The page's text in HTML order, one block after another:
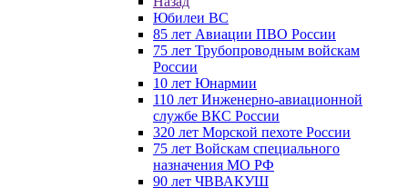
Юбилеи ВС
85 лет Авиации ПВО России
75 лет Трубопроводным войскам
России
10 лет Юнармии
110 лет Инженерно-авиационной
службе ВКС России
320 лет Морской пехоте России
75 лет Войскам специального
назначения МО РФ
90 лет ЧВВАКУШ